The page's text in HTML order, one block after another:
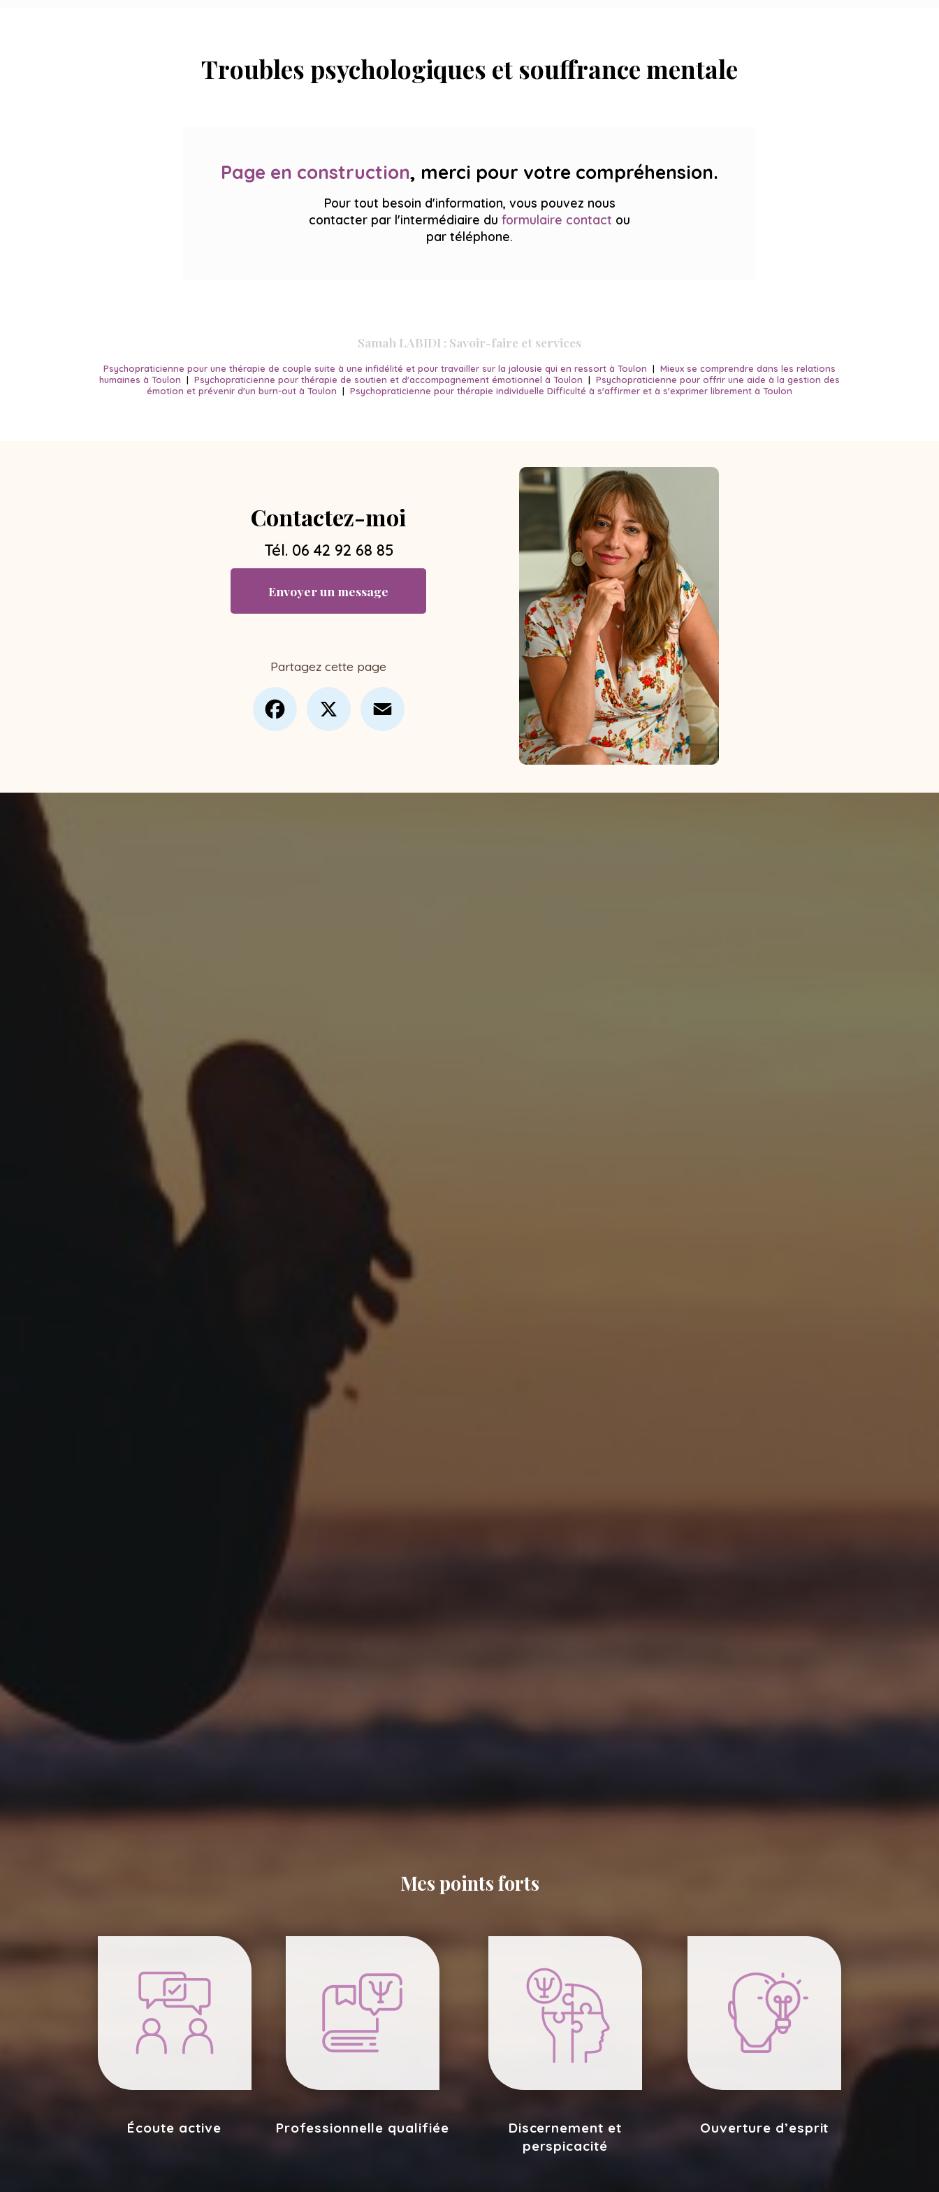
Troubles psychologiques et souffrance mentale
Page en construction, merci pour votre compréhension.
Pour tout besoin d'information, vous pouvez nous
contacter par l'intermédiaire du formulaire contact ou
par téléphone.
Samah LABIDI : Savoir-faire et services
Psychopraticienne pour une thérapie de couple suite à une infidélité et pour travailler sur la jalousie qui en ressort à Toulon | Mieux se comprendre dans les relations
humaines à Toulon | Psychopraticienne pour thérapie de soutien et d'accompagnement émotionnel à Toulon | Psychopraticienne pour offrir une aide à la gestion des
émotion et prévenir d'un burn-out à Toulon | Psychopraticienne pour thérapie individuelle Difficulté à s'affirmer et à s'exprimer librement à Toulon
Contactez-moi
Tél. 06 42 92 68 85
Envoyer un message
Partagez cette page
Facebook
Mes points forts
Écoute active Professionnelle qualifiée
Discernement et
perspicacité
Ouverture d’esprit